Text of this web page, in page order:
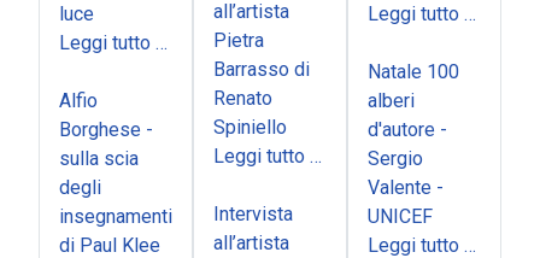
luce
Leggi tutto …
Alfio
Borghese -
sulla scia
degli
insegnamenti
di Paul Klee
all’artista
Pietra
Barrasso di
Renato
Spiniello
Leggi tutto …
Intervista
all’artista
Leggi tutto …
Natale 100
alberi
d'autore -
Sergio
Valente -
UNICEF
Leggi tutto …